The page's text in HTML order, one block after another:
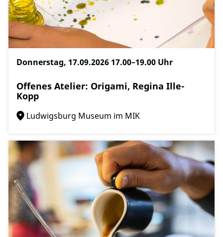
Donnerstag, 17.09.2026 17.00–19.00 Uhr
Offenes Atelier: Origami, Regina Ille-
Kopp
Ludwigsburg Museum im MIK